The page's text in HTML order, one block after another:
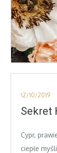
Posted
on
12/10/2019
Sekret
Cypr,
ciepłe